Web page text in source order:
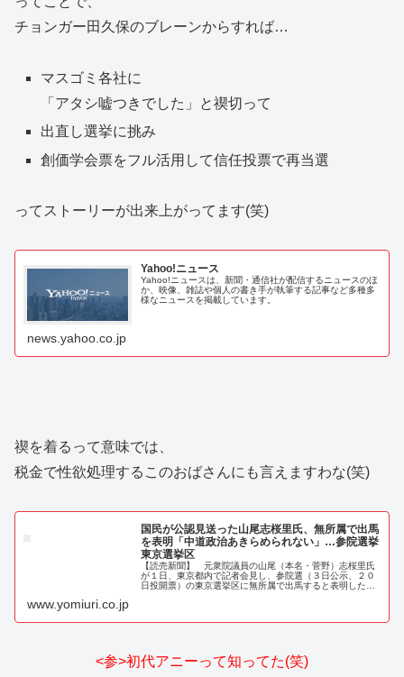
チョンガー田久保のブレーンからすれば…
マスゴミ各社に
「アタシ嘘つきでした」と禊切って
出直し選挙に挑み
創価学会票をフル活用して信任投票で再当選
ってストーリーが出来上がってます(笑)
Yahoo!ニュース
Yahoo!ニュースは、新聞・通信社が配信するニュースのほ
か、映像、雑誌や個人の書き手が執筆する記事など多種多
様なニュースを掲載しています。
news.yahoo.co.jp
禊を着るって意味では、
税金で性欲処理するこのおばさんにも言えますわな(笑)
国民が公認見送った山尾志桜里氏、無所属で出馬
を表明「中道政治あきらめられない」…参院選挙
東京選挙区
【読売新聞】 元衆院議員の山尾（本名・菅野）志桜里氏
が１日、東京都内で記者会見し、参院選（３日公示、２０
日投開票）の東京選挙区に無所属で出馬すると表明した。
www.yomiuri.co.jp
<参>初代アニーって知ってた(笑)